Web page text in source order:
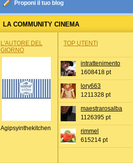
Proponi il tuo blog
LA COMMUNITY CINEMA
L'AUTORE DEL
GIORNO
Agipsyinthekitchen
TOP UTENTI
intrattenimento
1608418 pt
lory663
1211328 pt
maestrarosalba
1126395 pt
rimmel
615214 pt